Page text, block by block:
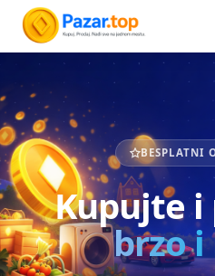
BESPLATNI
Kupujte
brzo i